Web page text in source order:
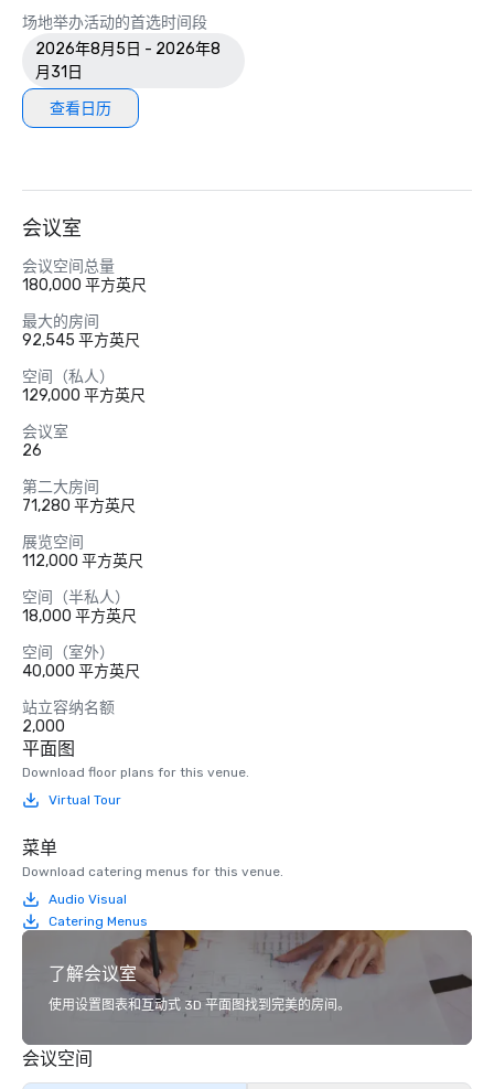
场地举办活动的首选时间段
2026年8月5日 - 2026年8
月31日
查看日历
会议室
会议空间总量
180,000 平方英尺
最大的房间
92,545 平方英尺
空间（私人）
129,000 平方英尺
会议室
26
第二大房间
71,280 平方英尺
展览空间
112,000 平方英尺
空间（半私人）
18,000 平方英尺
空间（室外）
40,000 平方英尺
站立容纳名额
2,000
平面图
Download floor plans for this venue.
Virtual Tour
菜单
Download catering menus for this venue.
Audio Visual
Catering Menus
了解会议室
使用设置图表和互动式 3D 平面图找到完美的房间。
会议空间